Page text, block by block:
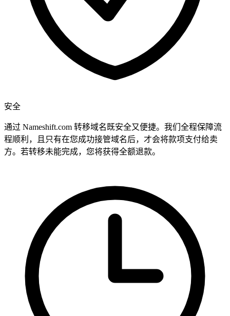
安全
通过 Nameshift.com 转移域名既安全又便捷。我们全程保障流
程顺利，且只有在您成功接管域名后，才会将款项支付给卖
方。若转移未能完成，您将获得全额退款。